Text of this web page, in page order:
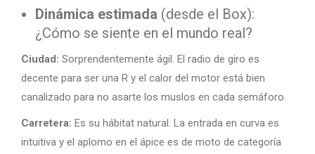
Dinámica estimada (desde el Box):
¿Cómo se siente en el mundo real?
Ciudad: Sorprendentemente ágil. El radio de giro es
decente para ser una R y el calor del motor está bien
canalizado para no asarte los muslos en cada semáforo.
Carretera: Es su hábitat natural. La entrada en curva es
intuitiva y el aplomo en el ápice es de moto de categoría